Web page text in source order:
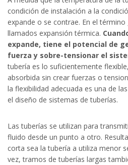
condición de instalación a la
expande o se contrae. En el
llamados expansión térmica.
expande, tiene el potencial de
fuerza y sobre-tensionar el
tubería es lo suficientemente
absorbida sin crear fuerzas o
la flexibilidad adecuada es una de
el diseño de sistemas de tuberías.
Las tuberías se utilizan para
fluido desde un punto a otro.
corta sea la tubería a utiliza menor
vez, tramos de tuberías largas